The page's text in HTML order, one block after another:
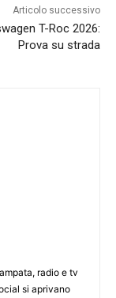
Articolo successivo
T-Roc 2026:
Prova su strada
radio e tv
si aprivano